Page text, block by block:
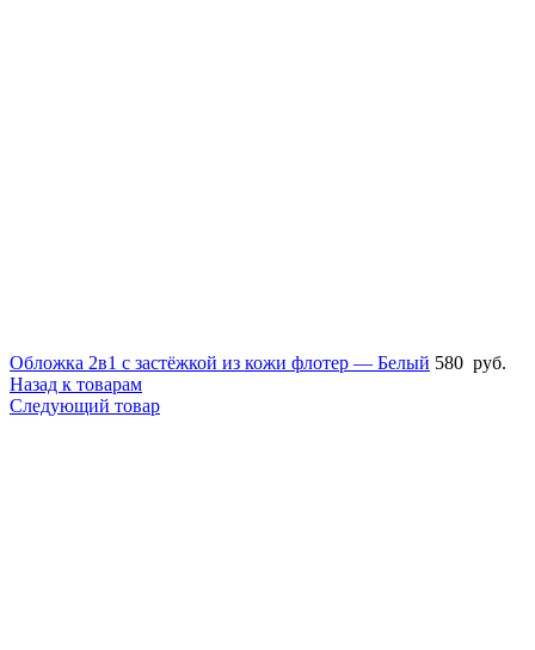
Обложка 2в1 с застёжкой из кожи флотер — Белый 580 руб.
Назад к товарам
Следующий товар